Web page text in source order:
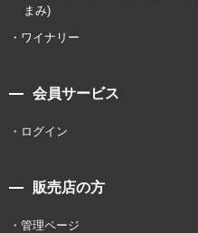
まみ)
ワイナリー
会員サービス
ログイン
販売店の方
管理ページ